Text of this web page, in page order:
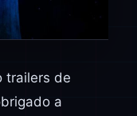
trailers de
a